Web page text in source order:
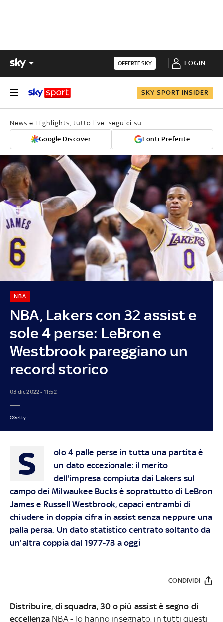
OFFERTE SKY LOGIN
SKY SPORT INSIDER
News e Highlights, tutto live: seguici su
Google Discover Fonti Preferite
NBA, Lakers con 32 assist e
sole 4 perse: LeBron e
Westbrook pareggiano un
record storico
NBA
03 dic 2022 - 11:52
©Getty
S
olo 4 palle perse in tutta una partita è
un dato eccezionale: il merito
dell'impresa compiuta dai Lakers sul
campo dei Milwaukee Bucks è soprattutto di LeBron
James e Russell Westbrook, capaci entrambi di
chiudere in doppia cifra in assist senza neppure una
palla persa. Un dato statistico centrato soltanto da
un'altra coppia dal 1977-78 a oggi
CONDIVIDI
Distribuire, di squadra, 30 o più assist è segno di
eccellenza NBA - lo hanno insegnato, in tutti questi